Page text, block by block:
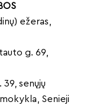
ežeras,
g. 69,
senųjų
Senieji